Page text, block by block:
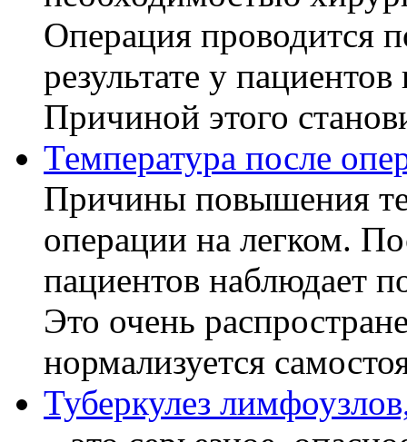
Операция проводится
результате у
Причиной этого
Температура после
Причины повышения
операции на легком.
пациентов наблюдает
Это очень
нормализуется
Туберкулез